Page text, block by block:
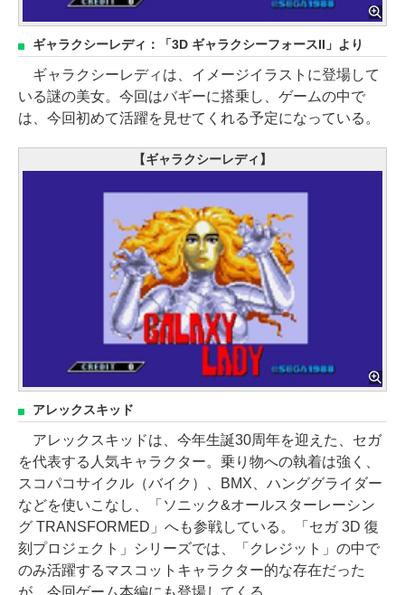
ギャラクシーレディ：「3D ギャラクシーフォースII」より
ギャラクシーレディは、イメージイラストに登場して
いる謎の美女。今回はバギーに搭乗し、ゲームの中で
は、今回初めて活躍を見せてくれる予定になっている。
【ギャラクシーレディ】
アレックスキッド
アレックスキッドは、今年生誕30周年を迎えた、セガ
を代表する人気キャラクター。乗り物への執着は強く、
スコパコサイクル（バイク）、BMX、ハンググライダー
などを使いこなし、「ソニック&オールスターレーシン
グ TRANSFORMED」へも参戦している。「セガ 3D 復
刻プロジェクト」シリーズでは、「クレジット」の中で
のみ活躍するマスコットキャラクター的な存在だった
が、今回ゲーム本編にも登場してくる。